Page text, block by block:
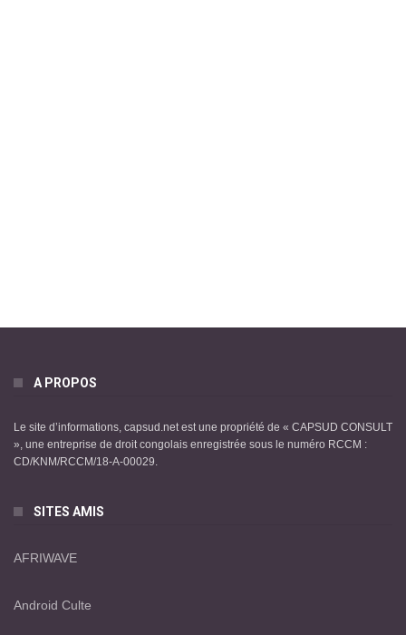
A PROPOS
Le site d’informations, capsud.net est une propriété de « CAPSUD CONSULT
», une entreprise de droit congolais enregistrée sous le numéro RCCM :
CD/KNM/RCCM/18-A-00029.
SITES AMIS
AFRIWAVE
Android Culte